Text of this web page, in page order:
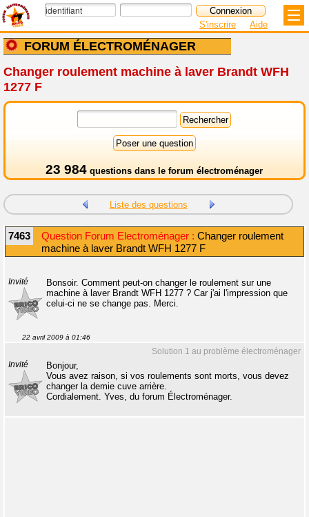
FORUM ÉLECTROMÉNAGER
S'inscrire Aide
Changer roulement machine à laver Brandt WFH
1277 F
23 984 questions dans le forum électroménager
Liste des questions
7463 Question Forum Electroménager : Changer roulement
machine à laver Brandt WFH 1277 F
Invité
Bonsoir. Comment peut-on changer le roulement sur une
machine à laver Brandt WFH 1277 ? Car j'ai l'impression que
celui-ci ne se change pas. Merci.
22 avril 2009 à 01:46
Solution 1 au problème électroménager
Invité
Bonjour,
Vous avez raison, si vos roulements sont morts, vous devez
changer la demie cuve arrière.
Cordialement. Yves, du forum Électroménager.